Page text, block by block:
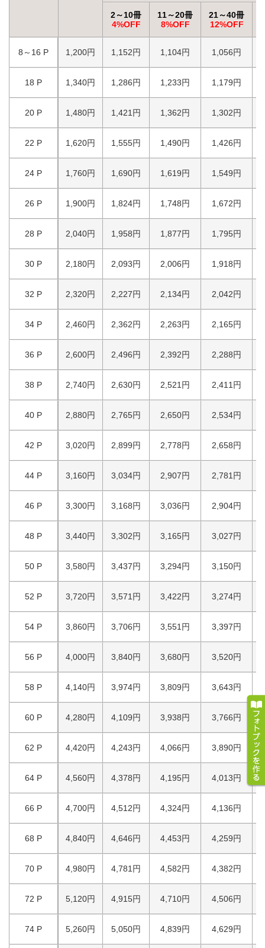
2～10冊
4%OFF
11～20冊
8%OFF
21～40冊
12%OFF
8～16 P 1,200円 1,152円 1,104円 1,056円
18 P 1,340円 1,286円 1,233円 1,179円
20 P 1,480円 1,421円 1,362円 1,302円
22 P 1,620円 1,555円 1,490円 1,426円
24 P 1,760円 1,690円 1,619円 1,549円
26 P 1,900円 1,824円 1,748円 1,672円
28 P 2,040円 1,958円 1,877円 1,795円
30 P 2,180円 2,093円 2,006円 1,918円
32 P 2,320円 2,227円 2,134円 2,042円
34 P 2,460円 2,362円 2,263円 2,165円
36 P 2,600円 2,496円 2,392円 2,288円
38 P 2,740円 2,630円 2,521円 2,411円
40 P 2,880円 2,765円 2,650円 2,534円
42 P 3,020円 2,899円 2,778円 2,658円
44 P 3,160円 3,034円 2,907円 2,781円
46 P 3,300円 3,168円 3,036円 2,904円
48 P 3,440円 3,302円 3,165円 3,027円
50 P 3,580円 3,437円 3,294円 3,150円
52 P 3,720円 3,571円 3,422円 3,274円
54 P 3,860円 3,706円 3,551円 3,397円
56 P 4,000円 3,840円 3,680円 3,520円
58 P 4,140円 3,974円 3,809円 3,643円
60 P 4,280円 4,109円 3,938円 3,766円
62 P 4,420円 4,243円 4,066円 3,890円
64 P 4,560円 4,378円 4,195円 4,013円
66 P 4,700円 4,512円 4,324円 4,136円
68 P 4,840円 4,646円 4,453円 4,259円
70 P 4,980円 4,781円 4,582円 4,382円
72 P 5,120円 4,915円 4,710円 4,506円
74 P 5,260円 5,050円 4,839円 4,629円